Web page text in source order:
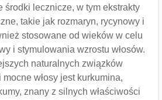
środki lecznicze, w tym ekstrakty
takie jak rozmaryn, rycynowy i
stosowane od wieków w celu
i stymulowania wzrostu włosów.
naturalnych związków
włosy jest kurkumina,
znany z silnych właściwości